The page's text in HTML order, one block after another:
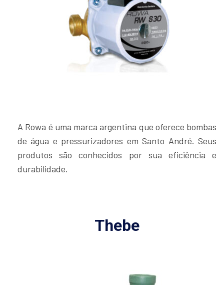
A Rowa é uma marca argentina que oferece bombas
de água e pressurizadores em Santo André. Seus
produtos são conhecidos por sua eficiência e
durabilidade.
Thebe